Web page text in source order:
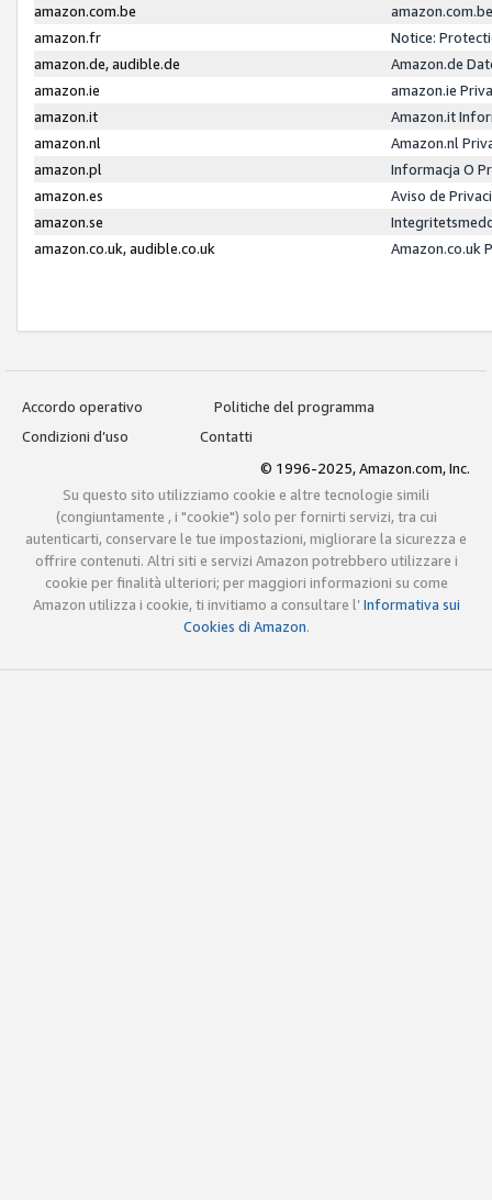
amazon.com.be
amazon.fr
Notice:
amazon.de, audible.de
Amazon.de
amazon.ie
amazon.ie
amazon.it
Amazon.it
amazon.nl
Amazon.nl
amazon.pl
Informacja O
amazon.es
Aviso de
amazon.se
amazon.co.uk, audible.co.uk
Amazon.co.uk
Accordo operativo
Politiche del programma
Condizioni d’uso
Contatti
© 1996-2025, Amazon.com, Inc.
Su questo sito utilizziamo cookie e altre tecnologie simili
(congiuntamente , i "cookie") solo per fornirti servizi, tra cui
autenticarti, conservare le tue impostazioni, migliorare la sicurezza e
offrire contenuti. Altri siti e servizi Amazon potrebbero utilizzare i
cookie per finalità ulteriori; per maggiori informazioni su come
Amazon utilizza i cookie, ti invitiamo a consultare l’Informativa sui
Cookies di Amazon.